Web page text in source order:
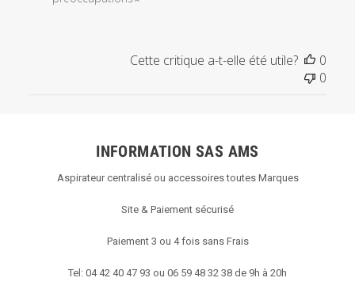
Cette critique a-t-elle été utile?
0
0
INFORMATION SAS AMS
Aspirateur centralisé ou accessoires toutes Marques
Site & Paiement sécurisé
Paiement 3 ou 4 fois sans Frais
Tel: 04 42 40 47 93 ou 06 59 48 32 38 de 9h à 20h